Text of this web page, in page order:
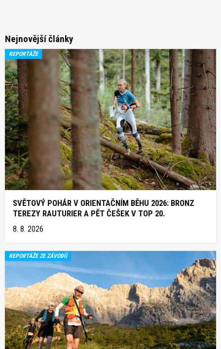
Nejnovější články
REPORTÁŽE
SVĚTOVÝ POHÁR V ORIENTAČNÍM BĚHU 2026: BRONZ
TEREZY RAUTURIER A PĚT ČEŠEK V TOP 20.
8. 8. 2026
REPORTÁŽE ZE ZÁVODŮ